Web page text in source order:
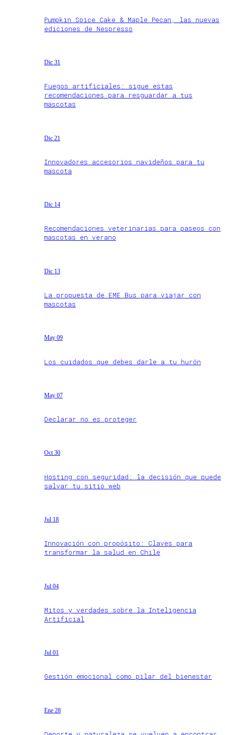
Pumpkin Spice Cake & Maple Pecan, las nuevas
ediciones de Nespresso
Dic 31
Fuegos artificiales: sigue estas
recomendaciones para resguardar a tus
mascotas
Dic 21
Innovadores accesorios navideños para tu
mascota
Dic 14
Recomendaciones veterinarias para paseos con
mascotas en verano
Dic 13
La propuesta de EME Bus para viajar con
mascotas
May 09
Los cuidados que debes darle a tu hurón
May 07
Declarar no es proteger
Oct 30
Hosting con seguridad: la decisión que puede
salvar tu sitio web
Jul 18
Innovación con propósito: Claves para
transformar la salud en Chile
Jul 04
Mitos y verdades sobre la Inteligencia
Artificial
Jul 01
Gestión emocional como pilar del bienestar
Ene 28